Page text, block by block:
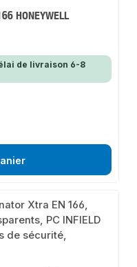
HONEYWELL
de livraison 6-8